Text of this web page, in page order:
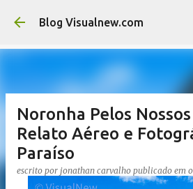
Pular para o conteúdo
Blog Visualnew.com
Noronha Pelos
Relato Aéreo e
Paraíso
escrito por jonathan carvalho publicado em